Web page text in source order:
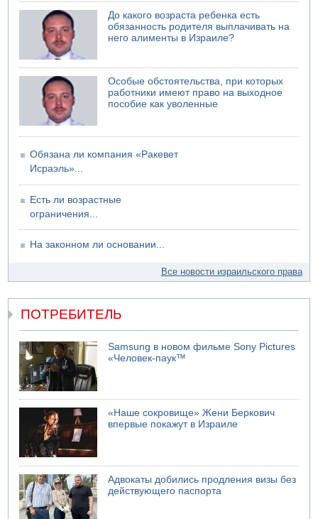
До какого возраста ребенка есть
обязанность родителя выплачивать на
него алименты в Израиле?
Особые обстоятельства, при которых
работники имеют право на выходное
пособие как уволенные
Обязана ли компания «Ракевет
Исраэль»...
Есть ли возрастные
ограничения...
На законном ли основании...
Все новости израильского права
ПОТРЕБИТЕЛЬ
Samsung в новом фильме Sony Pictures
«Человек-паук™
«Наше сокровище» Жени Беркович
впервые покажут в Израиле
Адвокаты добились продления визы без
действующего паспорта